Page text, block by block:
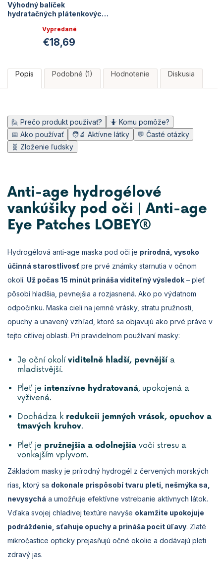
Výhodný balíček
hydratačných plátenkových
Vypredané
€18,69
Popis Podobné (1) Hodnotenie Diskusia
🙋 Prečo produkt používať?
🤷 Komu pomôže?
📅 Ako používať
🧑‍🔬 Aktívne látky
💬 Časté otázky
🧬 Zloženie ľudsky
Anti-age hydrogélové
vankúšiky pod oči | Anti-age
Eye Patches LOBEY®
Hydrogélová anti-age maska pod oči je prírodná, vysoko
účinná starostlivosť pre prvé známky starnutia v očnom
okolí. Už počas 15 minút prináša viditeľný výsledok – pleť
pôsobí hladšia, pevnejšia a rozjasnená. Ako po výdatnom
odpočinku. Maska cieli na jemné vrásky, stratu pružnosti,
opuchy a unavený vzhľad, ktoré sa objavujú ako prvé práve v
tejto citlivej oblasti. Pri pravidelnom používaní masky:
Je oční okolí viditelně hladší, pevnějšía
mladistvější.
Pleť je intenzívne hydratovaná, upokojená a
vyživená.
Dochádza k redukcii jemných vrások, opuchov a
tmavých kruhov.
Pleť je pružnejšia a odolnejšia voči stresu a
vonkajším vplyvom.
Základom masky je prírodný hydrogél z červených morských
rias, ktorý sa dokonale prispôsobí tvaru pleti , nešmýka sa,
nevysychá a umožňuje efektívne vstrebanie aktívnych látok.
Vďaka svojej chladivej textúre navyše okamžite upokojuje
podráždenie, sťahuje opuchy a prináša pocit úľavy. Zlaté
mikročastice opticky prejasňujú očné okolie a dodávajú pleti
zdravý jas.